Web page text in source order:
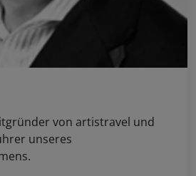
von artistravel und
unseres